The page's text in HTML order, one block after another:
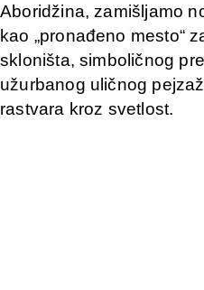
Aboridžina, zamišljamo
kao „pronađeno mesto“
skloništa, simboličnog
užurbanog uličnog
rastvara kroz svetlost.